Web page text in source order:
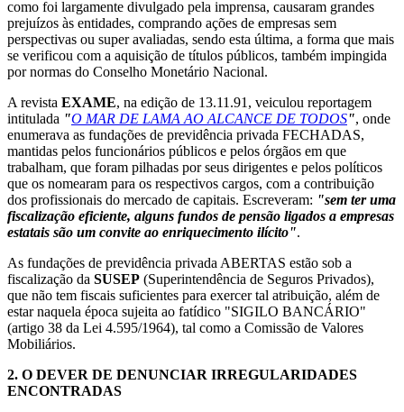
como foi largamente divulgado pela imprensa, causaram grandes
prejuízos às entidades, comprando ações de empresas sem
perspectivas ou super avaliadas, sendo esta última, a forma que mais
se verificou com a aquisição de títulos públicos, também impingida
por normas do Conselho Monetário Nacional.
A revista EXAME, na edição de 13.11.91, veiculou reportagem
intitulada "O MAR DE LAMA AO ALCANCE DE TODOS", onde
enumerava as fundações de previdência privada FECHADAS,
mantidas pelos funcionários públicos e pelos órgãos em que
trabalham, que foram pilhadas por seus dirigentes e pelos políticos
que os nomearam para os respectivos cargos, com a contribuição
dos profissionais do mercado de capitais. Escreveram: "sem ter uma
fiscalização eficiente, alguns fundos de pensão ligados a empresas
estatais são um convite ao enriquecimento ilícito".
As fundações de previdência privada ABERTAS estão sob a
fiscalização da SUSEP (Superintendência de Seguros Privados),
que não tem fiscais suficientes para exercer tal atribuição, além de
estar naquela época sujeita ao fatídico "SIGILO BANCÁRIO"
(artigo 38 da Lei 4.595/1964), tal como a Comissão de Valores
Mobiliários.
2. O DEVER DE DENUNCIAR IRREGULARIDADES
ENCONTRADAS